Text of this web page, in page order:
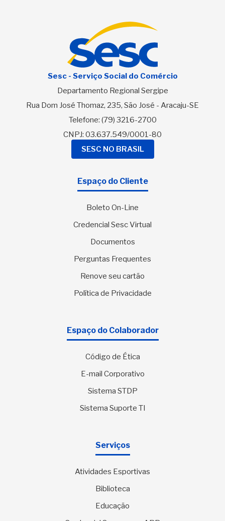
Sesc - Serviço Social do Comércio
Departamento Regional Sergipe
Rua Dom José Thomaz, 235, São José - Aracaju-SE
Telefone: (79) 3216-2700
CNPJ: 03.637.549/0001-80
SESC NO BRASIL
Espaço do Cliente
Boleto On-Line
Credencial Sesc Virtual
Documentos
Perguntas Frequentes
Renove seu cartão
Política de Privacidade
Espaço do Colaborador
Código de Ética
E-mail Corporativo
Sistema STDP
Sistema Suporte TI
Serviços
Atividades Esportivas
Biblioteca
Educação